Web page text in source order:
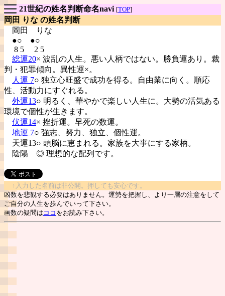
21世紀の姓名判断命名navi [TOP]
岡田 りな の姓名判断
岡田
りな
●○ ●○
8 5 2 5
総運20× 波乱の人生。悪い人柄ではない。勝負運あり。裁
判・犯罪傾向。異性運×。
人運 7○ 独立心旺盛で成功を得る。自由業に向く。順応
性、活動力にすぐれる。
外運13○ 明るく、華やかで楽しい人生に。大勢の活気ある
環境で個性が生きます。
伏運14× 挫折運。早死の数運。
地運 7○ 強志、努力、独立、個性運。
天運13○ 頭脳に恵まれる。家族を大事にする家柄。
陰陽 ◎ 理想的な配列です。
↑入力した名前は非公開。押しても安心です。
凶数を悲観する必要はありません。運勢を把握し、より一層の注意をして
ご自分の人生を歩んでいって下さい。
画数の疑問は ココ をお読み下さい。